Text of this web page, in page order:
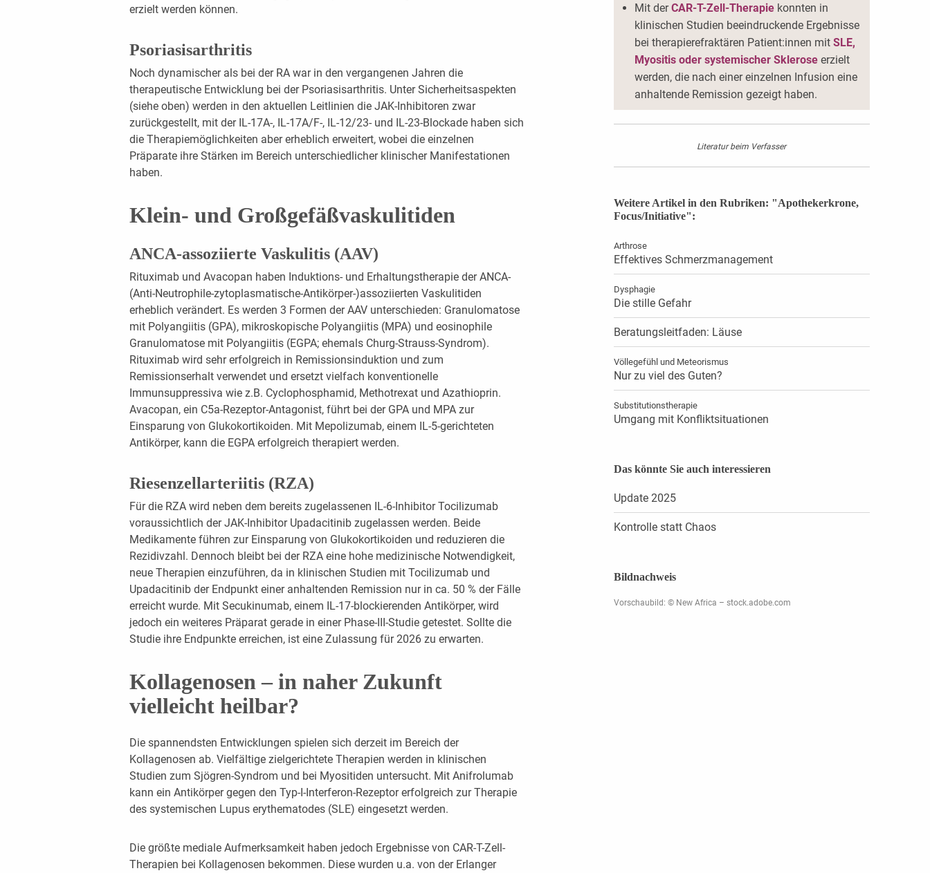
erzielt werden können.
Psoriasisarthritis
Noch dynamischer als bei der RA war in den vergangenen Jahren die
therapeutische Entwicklung bei der Psoriasisarthritis. Unter Sicherheitsaspekten
(siehe oben) werden in den aktuellen Leitlinien die JAK-Inhibitoren zwar
zurückgestellt, mit der IL-17A-, IL-17A/F-, IL-12/23- und IL-23-Blockade haben sich
die Therapiemöglichkeiten aber erheblich erweitert, wobei die einzelnen
Präparate ihre Stärken im Bereich unterschiedlicher klinischer Manifestationen
haben.
Klein- und Großgefäßvaskulitiden
ANCA-assoziierte Vaskulitis (AAV)
Rituximab und Avacopan haben Induktions- und Erhaltungstherapie der ANCA-
(Anti-Neutrophile-zytoplasmatische-Antikörper-)assoziierten Vaskulitiden
erheblich verändert. Es werden 3 Formen der AAV unterschieden: Granulomatose
mit Polyangiitis (GPA), mikroskopische Polyangiitis (MPA) und eosinophile
Granulomatose mit Polyangiitis (EGPA; ehemals Churg-Strauss-Syndrom).
Rituximab wird sehr erfolgreich in Remissionsinduktion und zum
Remissionserhalt verwendet und ersetzt vielfach konventionelle
Immunsuppressiva wie z.B. Cyclophosphamid, Methotrexat und Azathioprin.
Avacopan, ein C5a-Rezeptor-Antagonist, führt bei der GPA und MPA zur
Einsparung von Glukokortikoiden. Mit Mepolizumab, einem IL-5-gerichteten
Antikörper, kann die EGPA erfolgreich therapiert werden.
Riesenzellarteriitis (RZA)
Für die RZA wird neben dem bereits zugelassenen IL-6-Inhibitor Tocilizumab
voraussichtlich der JAK-Inhibitor Upadacitinib zugelassen werden. Beide
Medikamente führen zur Einsparung von Glukokortikoiden und reduzieren die
Rezidivzahl. Dennoch bleibt bei der RZA eine hohe medizinische Notwendigkeit,
neue Therapien einzuführen, da in klinischen Studien mit Tocilizumab und
Upadacitinib der Endpunkt einer anhaltenden Remission nur in ca. 50 % der Fälle
erreicht wurde. Mit Secukinumab, einem IL-17-blockierenden Antikörper, wird
jedoch ein weiteres Präparat gerade in einer Phase-III-Studie getestet. Sollte die
Studie ihre Endpunkte erreichen, ist eine Zulassung für 2026 zu erwarten.
Kollagenosen – in naher Zukunft
vielleicht heilbar?
Die spannendsten Entwicklungen spielen sich derzeit im Bereich der
Kollagenosen ab. Vielfältige zielgerichtete Therapien werden in klinischen
Studien zum Sjögren-Syndrom und bei Myositiden untersucht. Mit Anifrolumab
kann ein Antikörper gegen den Typ-I-Interferon-Rezeptor erfolgreich zur Therapie
des systemischen Lupus erythematodes (SLE) eingesetzt werden.
Die größte mediale Aufmerksamkeit haben jedoch Ergebnisse von CAR-T-Zell-
Therapien bei Kollagenosen bekommen. Diese wurden u.a. von der Erlanger
Mit derCAR-T-Zell-Therapiekonnten in
klinischen Studien beeindruckende Ergebnisse
bei therapierefraktären Patient:innen mit SLE,
Myositis oder systemischer Skleroseerzielt
werden, die nach einer einzelnen Infusion eine
anhaltende Remission gezeigt haben.
Literatur beim Verfasser
Weitere Artikel in den Rubriken: "Apothekerkrone,
Focus/Initiative":
Arthrose
Effektives Schmerzmanagement
Dysphagie
Die stille Gefahr
Beratungsleitfaden: Läuse
Völlegefühl und Meteorismus
Nur zu viel des Guten?
Substitutionstherapie
Umgang mit Konfliktsituationen
Das könnte Sie auch interessieren
Update 2025
Kontrolle statt Chaos
Bildnachweis
Vorschaubild: © New Africa – stock.adobe.com